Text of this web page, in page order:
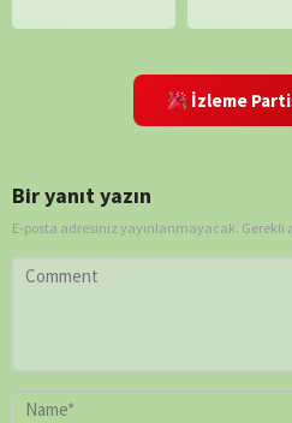
İzleme
Bir yanıt yazın
E-posta adresiniz yayınlanmayacak. Gerekli